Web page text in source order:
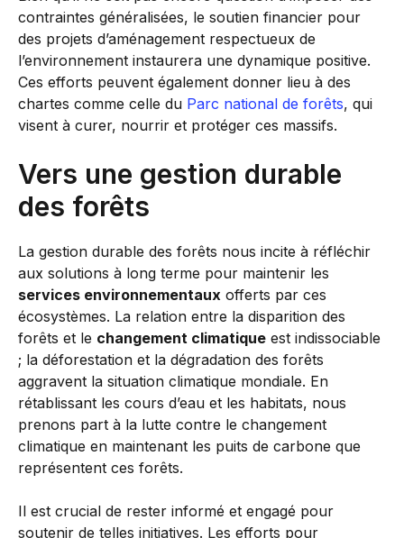
contraintes généralisées, le soutien financier pour
des projets d’aménagement respectueux de
l’environnement instaurera une dynamique positive.
Ces efforts peuvent également donner lieu à des
chartes comme celle du Parc national de forêts, qui
visent à curer, nourrir et protéger ces massifs.
Vers une gestion durable
des forêts
La gestion durable des forêts nous incite à réfléchir
aux solutions à long terme pour maintenir les
services environnementaux offerts par ces
écosystèmes. La relation entre la disparition des
forêts et le changement climatique est indissociable
; la déforestation et la dégradation des forêts
aggravent la situation climatique mondiale. En
rétablissant les cours d’eau et les habitats, nous
prenons part à la lutte contre le changement
climatique en maintenant les puits de carbone que
représentent ces forêts.
Il est crucial de rester informé et engagé pour
soutenir de telles initiatives. Les efforts pour